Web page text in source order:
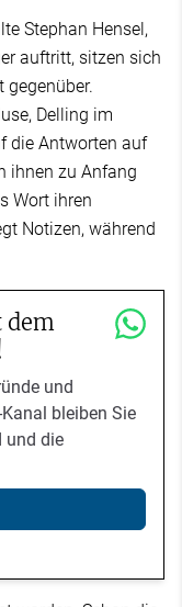
Stephan Hensel,
auftritt, sitzen sich
gegenüber.
Delling im
die Antworten auf
ihnen zu Anfang
Wort ihren
Notizen, während
und
bleiben Sie
und die